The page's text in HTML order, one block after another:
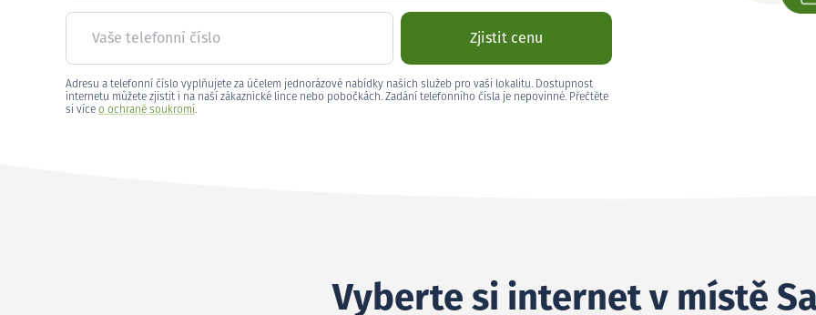
Vaše telefonní číslo Zjistit cenu
Adresu a telefonní číslo vyplňujete za účelem jednorázové nabídky našich služeb pro vaši lokalitu. Dostupnost
internetu můžete zjistit i na naší zákaznické lince nebo pobočkách. Zadání telefonního čísla je nepovinné. Přečtěte
si více o ochraně soukromí.
Vyberte si internet v místě